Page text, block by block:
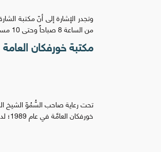
وتجدر الإشارة إلى أنّ مكتبة
من الساعة 8 صباحاً وحتى 10 مساءً، من الأحد إلى الخميس.
مكتبة خورفكان العامة
تحت رعاية صاحب السُّمُوّ الشيخ
خورفكان العامَّة في عام 1989؛ لدعم الحراك الثقافي في المنطقة، واستكمالاً لمشاريع توسيع نطاق مكتبات الشارقة العامَّة.